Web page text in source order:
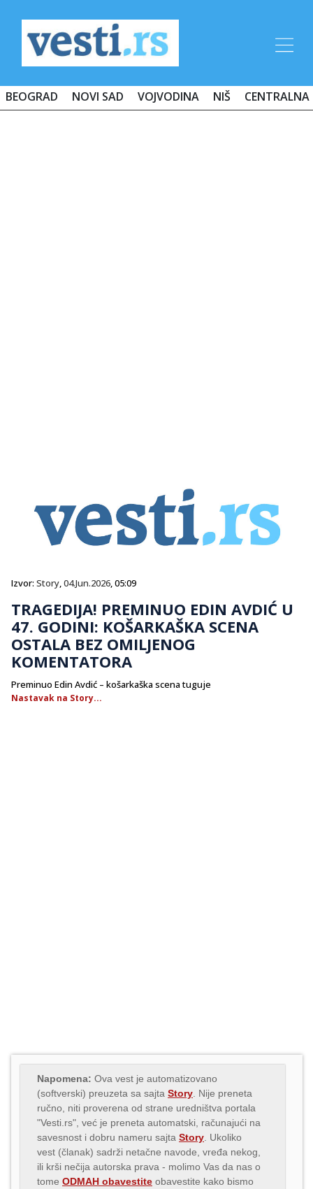
BEOGRAD NOVI SAD VOJVODINA NIŠ CENTRALNA
Izvor: Story,04.Jun.2026, 05:09
TRAGEDIJA! PREMINUO EDIN AVDIĆ U
47. GODINI: KOŠARKAŠKA SCENA
OSTALA BEZ OMILJENOG
KOMENTATORA
Preminuo Edin Avdić – košarkaška scena tuguje
Nastavak na Story...
Napomena: Ova vest je automatizovano
(softverski) preuzeta sa sajta Story . Nije preneta
ručno, niti proverena od strane uredništva portala
"Vesti.rs", već je preneta automatski, računajući na
savesnost i dobru nameru sajta Story . Ukoliko
vest (članak) sadrži netačne navode, vređa nekog,
ili krši nečija autorska prava - molimo Vas da nas o
tome ODMAH obavestite obavestite kako bismo